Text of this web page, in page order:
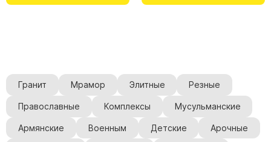
Памятники вертикальные
Памятники врачу
Памятники горизонтальные
Гранит Мрамор Элитные Резные
Православные Комплексы Мусульманские
Армянские Военным Детские Арочные